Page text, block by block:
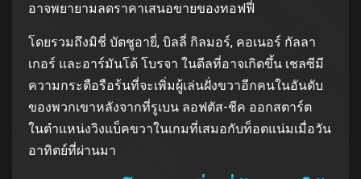
อาจพยายามลดราคาเสนอขายของทอฟฟี่
โดยรวมถึงมิชี่ บัตชูอายี่, บิลลี่ กิลมอร์, คอเนอร์ กัลลา
เกอร์ และอาร์มันโด้ โบรจา ในดีลที่อาจเกิดขึ้น เชลซีมี
ความกระตือรือร้นที่จะเพิ่มผู้เล่นฝั่งขวาอีกคนในอันดับ
ของพวกเขาหลังจากที่รูเบน ลอฟตัส-ชีค ออกสตาร์ต
ในตําแหน่งวิงแบ็คขวาในเกมที่เสมอกับท็อตแน่มเมื่อวัน
อาทิตย์ที่ผ่านมา